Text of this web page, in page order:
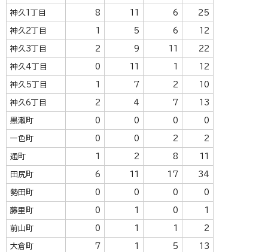
神久1丁目 8 6 25
神久2丁目 5 6 12
神久3丁目 2 9 22
神久4丁目 0 12
神久5丁目 7 2 10
神久6丁目 2 4 7 13
黒瀬町 0 0 0 0
一色町 0 0 2 2
通町 2 8
田尻町 6 17 34
勢田町 0 0 0 0
藤里町 0 0
前山町 0 2
大倉町 7 5 13